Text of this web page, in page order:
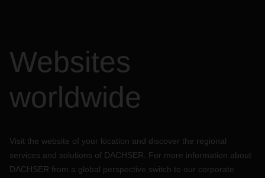
Websites
worldwide
Visit the website of your location and discover the regional
services and solutions of DACHSER. For more information about
DACHSER from a global perspective switch to our corporate